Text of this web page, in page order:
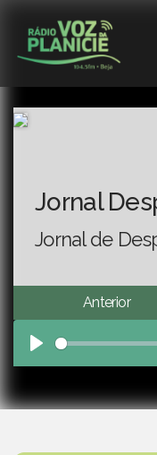
Jornal
Jornal de
Anterior
Play